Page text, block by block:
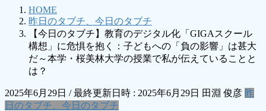
HOME
昨日のタブチ、今日のタブチ
【今日のタブチ】教育のデジタル化「GIGAスクール
構想」に危惧を抱く：子どもへの「負の影響」は甚大
だ～本学・桜美林大学の授業で私が伝えていることと
は？
2025年6月29日 / 最終更新日時 : 2025年6月29日 田淵 俊彦 昨
日のタブチ、今日のタブチ